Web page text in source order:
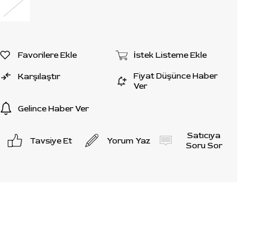
Favorilere Ekle İstek Listeme Ekle
Karşılaştır
Fiyat Düşünce Haber
Ver
Gelince Haber Ver
Tavsiye Et Yorum Yaz
Satıcıya
Soru Sor